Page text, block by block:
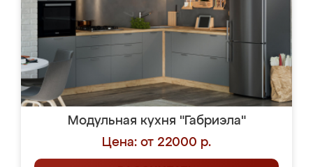
Модульная кухня "Габриэла"
Цена: от 22000 р.